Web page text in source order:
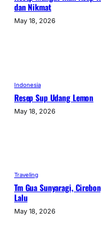
dan Nikmat
May 18, 2026
Indonesia
Resep Sup Udang Lemon
May 18, 2026
Traveling
Tm Gua Sunyaragi,
Lalu
May 18, 2026